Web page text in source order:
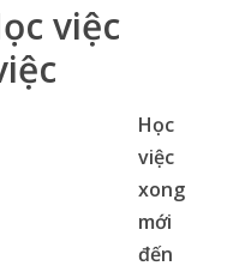
việc
Học
việc
xong
mới
đến